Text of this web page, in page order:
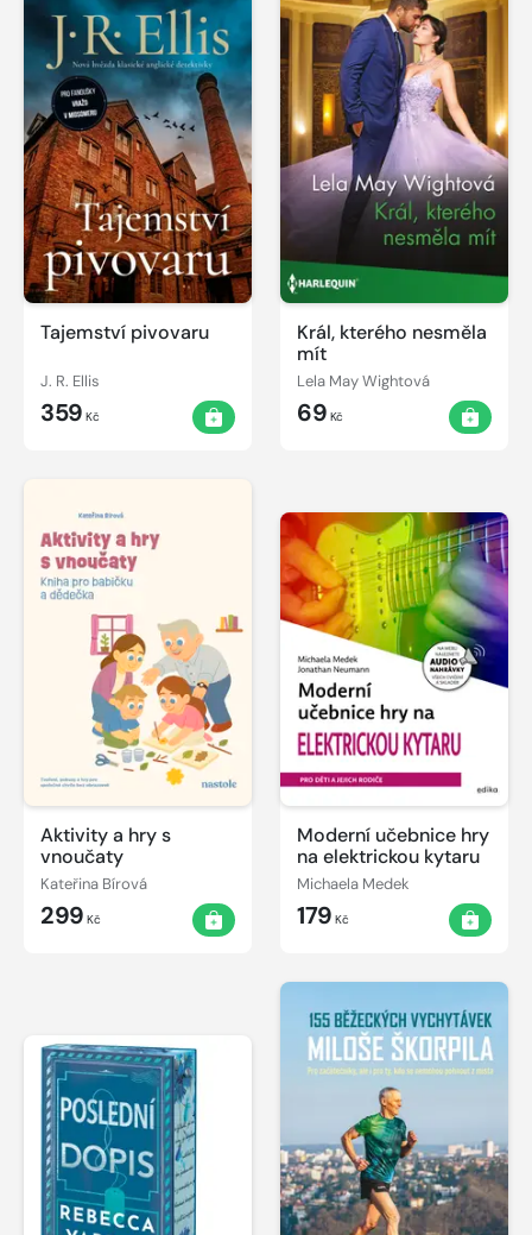
Tajemství pivovaru
J. R. Ellis
359 Kč
Král, kterého nesměla
mít
Lela May Wightová
69 Kč
Aktivity a hry s
vnoučaty
Kateřina Bírová
299 Kč
Moderní učebnice hry
na elektrickou kytaru
Michaela Medek
179 Kč